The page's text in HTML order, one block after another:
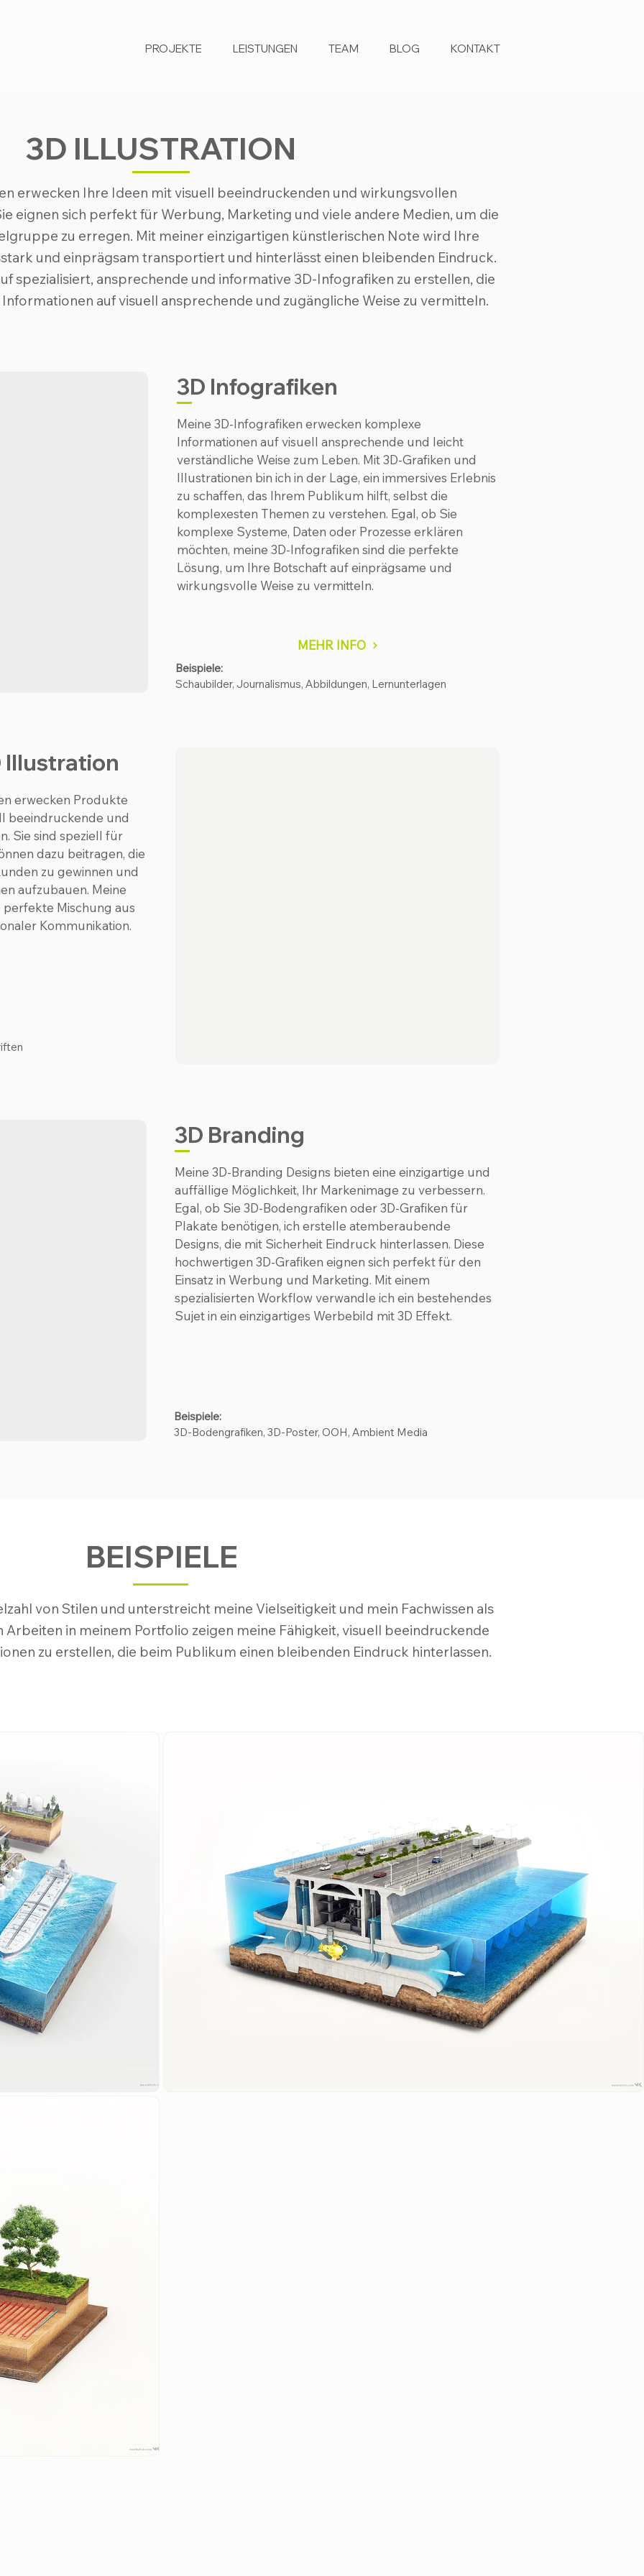
PROJEKTE LEISTUNGEN TEAM BLOG KONTAKT
3D ILLUSTRATION
erwecken Ihre Ideen mit visuell beeindruckenden und wirkungsvollen
eignen sich perfekt für Werbung, Marketing und viele andere Medien, um die
zu erregen. Mit meiner einzigartigen künstlerischen Note wird Ihre
und einprägsam transportiert und hinterlässt einen bleibenden Eindruck.
spezialisiert, ansprechende und informative 3D-Infografiken zu erstellen, die
auf visuell ansprechende und zugängliche Weise zu vermitteln.
3D Infografiken
Meine 3D-Infografiken erwecken komplexe
Informationen auf visuell ansprechende und leicht
verständliche Weise zum Leben. Mit 3D-Grafiken und
Illustrationen bin ich in der Lage, ein immersives Erlebnis
zu schaffen, das Ihrem Publikum hilft, selbst die
komplexesten Themen zu verstehen. Egal, ob Sie
komplexe Systeme, Daten oder Prozesse erklären
möchten, meine 3D-Infografiken sind die perfekte
Lösung, um Ihre Botschaft auf einprägsame und
wirkungsvolle Weise zu vermitteln.
MEHR INFO
Beispiele:
Schaubilder, Journalismus, Abbildungen, Lernunterlagen
Illustration
erwecken Produkte
beeindruckende und
Sie sind speziell für
dazu beitragen, die
zu gewinnen und
aufzubauen. Meine
Mischung aus
Kommunikation.
3D Branding
Meine 3D-Branding Designs bieten eine einzigartige und
auffällige Möglichkeit, Ihr Markenimage zu verbessern.
Egal, ob Sie 3D-Bodengrafiken oder 3D-Grafiken für
Plakate benötigen, ich erstelle atemberaubende
Designs, die mit Sicherheit Eindruck hinterlassen. Diese
hochwertigen 3D-Grafiken eignen sich perfekt für den
Einsatz in Werbung und Marketing. Mit einem
spezialisierten Workflow verwandle ich ein bestehendes
Sujet in ein einzigartiges Werbebild mit 3D Effekt.
Beispiele:
3D-Bodengrafiken, 3D-Poster, OOH, Ambient Media
BEISPIELE
von Stilen und unterstreicht meine Vielseitigkeit und mein Fachwissen als
Arbeiten in meinem Portfolio zeigen meine Fähigkeit, visuell beeindruckende
zu erstellen, die beim Publikum einen bleibenden Eindruck hinterlassen.